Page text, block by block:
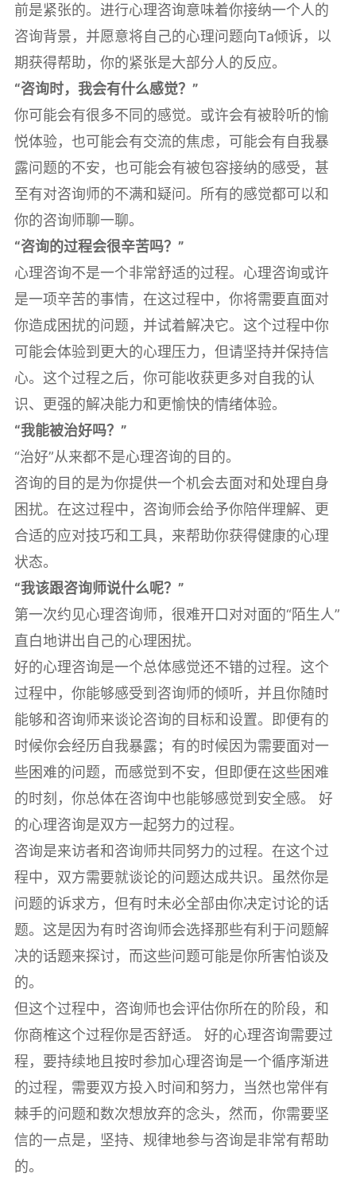
前是紧张的。进行心理咨询意味着你接纳一个人的
咨询背景，并愿意将自己的心理问题向Ta倾诉，以
期获得帮助，你的紧张是大部分人的反应。
“咨询时，我会有什么感觉？”
你可能会有很多不同的感觉。或许会有被聆听的愉
悦体验，也可能会有交流的焦虑，可能会有自我暴
露问题的不安，也可能会有被包容接纳的感受，甚
至有对咨询师的不满和疑问。所有的感觉都可以和
你的咨询师聊一聊。
“咨询的过程会很辛苦吗？”
心理咨询不是一个非常舒适的过程。心理咨询或许
是一项辛苦的事情，在这过程中，你将需要直面对
你造成困扰的问题，并试着解决它。这个过程中你
可能会体验到更大的心理压力，但请坚持并保持信
心。这个过程之后，你可能收获更多对自我的认
识、更强的解决能力和更愉快的情绪体验。
“我能被治好吗？”
“治好”从来都不是心理咨询的目的。
咨询的目的是为你提供一个机会去面对和处理自身
困扰。在这过程中，咨询师会给予你陪伴理解、更
合适的应对技巧和工具，来帮助你获得健康的心理
状态。
“我该跟咨询师说什么呢？”
第一次约见心理咨询师，很难开口对对面的“陌生人”
直白地讲出自己的心理困扰。
好的心理咨询是一个总体感觉还不错的过程。这个
过程中，你能够感受到咨询师的倾听，并且你随时
能够和咨询师来谈论咨询的目标和设置。即便有的
时候你会经历自我暴露；有的时候因为需要面对一
些困难的问题，而感觉到不安，但即便在这些困难
的时刻，你总体在咨询中也能够感觉到安全感。 好
的心理咨询是双方一起努力的过程。
咨询是来访者和咨询师共同努力的过程。在这个过
程中，双方需要就谈论的问题达成共识。虽然你是
问题的诉求方，但有时未必全部由你决定讨论的话
题。这是因为有时咨询师会选择那些有利于问题解
决的话题来探讨，而这些问题可能是你所害怕谈及
的。
但这个过程中，咨询师也会评估你所在的阶段，和
你商榷这个过程你是否舒适。 好的心理咨询需要过
程，要持续地且按时参加心理咨询是一个循序渐进
的过程，需要双方投入时间和努力，当然也常伴有
棘手的问题和数次想放弃的念头，然而，你需要坚
信的一点是，坚持、规律地参与咨询是非常有帮助
的。